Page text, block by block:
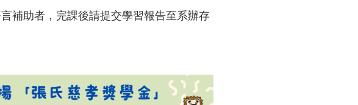
補助者，完課後請提交學習報告至系辦存